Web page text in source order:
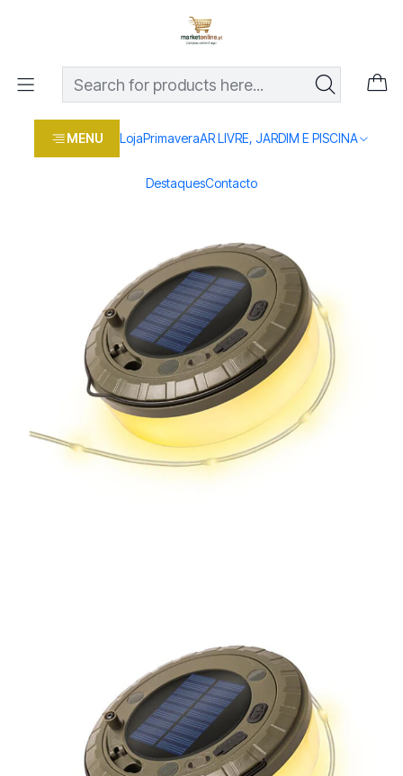
MENU LojaPrimaveraAR LIVRE, JARDIM E PISCINA
DestaquesContacto
Os melhores preços em produtos para casa, jardim e bricolage
Home Loja Casa e conforto
LAR E ILUMINAÇAO
LAMPADAS E LANTERNAS
Lanterna Entac LED 3W Solar Campismo 10MT